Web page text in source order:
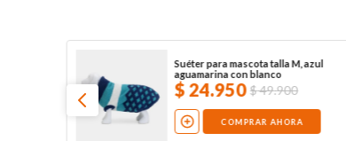
Suéter para mascota talla M, azul
aguamarina con blanco
$24.950 $49.900
COMPRAR AHORA